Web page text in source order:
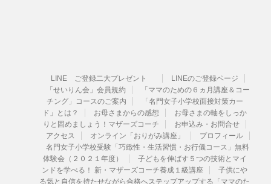
LINE ご登録二大プレゼント
LINEのご登録ページ
「せいりん会」会員規約
「ママのための６ヵ月講座＆コー
チング」コースのご案内
「名門女子小学校面接対策カー
ド」とは？
お母さまからの感想
お母さまの軸をしっか
りと固めましょう！マザーズコーチ
お申込み・お問合せ
アクセス
オンライン「おりがみ講座」
プロフィール
名門女子小学校受験「巧緻性・生活習慣・お行儀コース」無料
体験会（２０２１年度）
子どもを伸ばす５つの技術とマイ
ンドを学べる！ 新・マザーズコーチ養成１級講座
子供にや
る気と自信を持たせながら合格へステップアップする「ママのた